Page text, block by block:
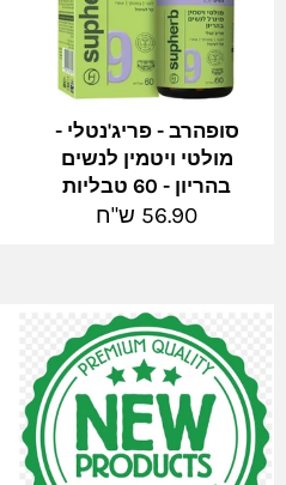
סופהרב - פריג'נטלי -
מולטי ויטמין לנשים
בהריון - 60 טבליות
מחיר
56.90 ש"ח